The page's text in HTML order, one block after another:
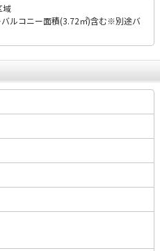
域
ルコニー面積(3.72㎡)含む※別途バ